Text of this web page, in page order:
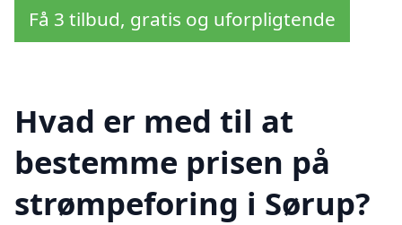
Få 3 tilbud, gratis og uforpligtende
Hvad er med til at
bestemme prisen på
strømpeforing i Sørup?